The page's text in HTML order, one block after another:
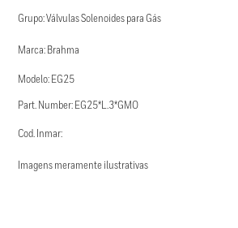
Grupo: Válvulas Solenoides para Gás
Marca: Brahma
Modelo: EG25
Part. Number: EG25*L.3*GMO
Cod. Inmar:
Imagens meramente ilustrativas